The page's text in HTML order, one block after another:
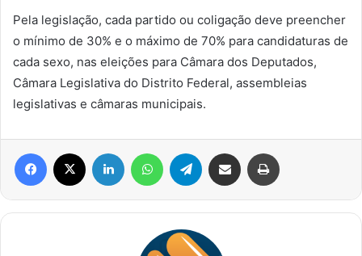
Pela legislação, cada partido ou coligação deve preencher
o mínimo de 30% e o máximo de 70% para candidaturas de
cada sexo, nas eleições para Câmara dos Deputados,
Câmara Legislativa do Distrito Federal, assembleias
legislativas e câmaras municipais.
Facebook Linkedin WhatsAppTelegram Compartilhar via e-mail